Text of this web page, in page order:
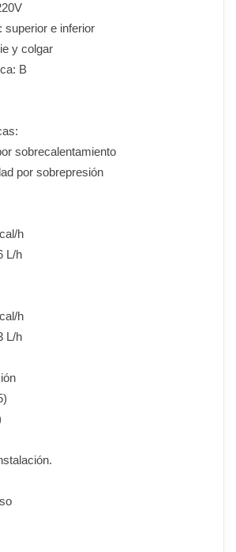
superior e inferior
y colgar
B
sobrecalentamiento
por sobrepresión
h
L/h
h
L/h